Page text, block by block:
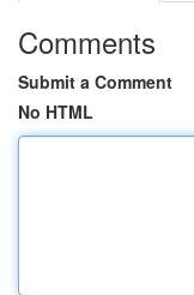
Comments
Submit a Comment
No HTML